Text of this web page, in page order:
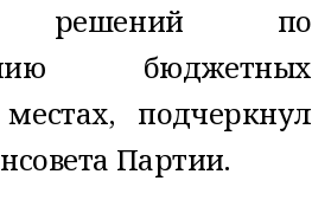
решений по
бюджетных
подчеркнул
Партии.